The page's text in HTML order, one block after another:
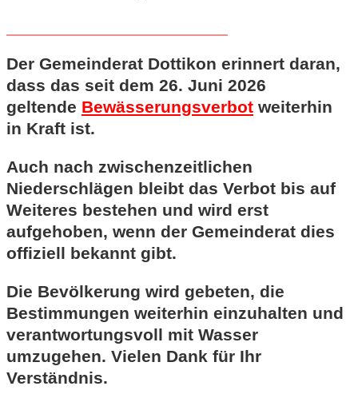
Der Gemeinderat Dottikon erinnert daran,
dass das seit dem 26. Juni 2026
geltende Bewässerungsverbot weiterhin
in Kraft ist.
Auch nach zwischenzeitlichen
Niederschlägen bleibt das Verbot bis auf
Weiteres bestehen und wird erst
aufgehoben, wenn der Gemeinderat dies
offiziell bekannt gibt.
Die Bevölkerung wird gebeten, die
Bestimmungen weiterhin einzuhalten und
verantwortungsvoll mit Wasser
umzugehen. Vielen Dank für Ihr
Verständnis.